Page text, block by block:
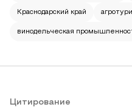
Краснодарский край
винодельческая
Цитирование